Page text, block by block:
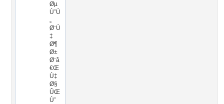
Øµ
ÙˆÙ
„
Ø¨Ù
‡
Ø¶
Ø±
Ø¨â
€Œ
Ù‡
Ø§
ÛŒ
Ùˆ